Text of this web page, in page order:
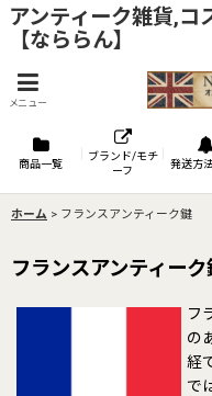
アンティーク雑貨,コ
【なららん】
メニュー
商品一覧
ブランド/モチ
ーフ
発送方
ホーム > フランスアンティーク鍵
フランスアンティーク
フ
の
経
で